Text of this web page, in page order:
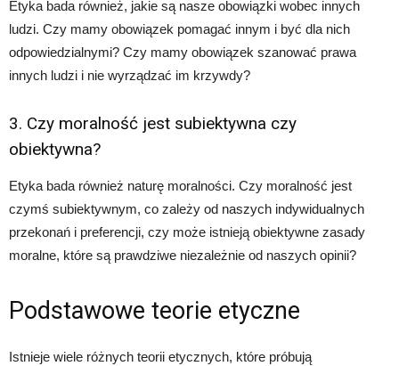
Etyka bada również, jakie są nasze obowiązki wobec innych
ludzi. Czy mamy obowiązek pomagać innym i być dla nich
odpowiedzialnymi? Czy mamy obowiązek szanować prawa
innych ludzi i nie wyrządzać im krzywdy?
3. Czy moralność jest subiektywna czy
obiektywna?
Etyka bada również naturę moralności. Czy moralność jest
czymś subiektywnym, co zależy od naszych indywidualnych
przekonań i preferencji, czy może istnieją obiektywne zasady
moralne, które są prawdziwe niezależnie od naszych opinii?
Podstawowe teorie etyczne
Istnieje wiele różnych teorii etycznych, które próbują